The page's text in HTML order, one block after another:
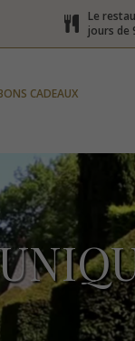
Le
jours de
CADEAUX